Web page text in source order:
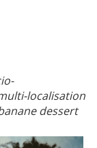
localisation
dessert